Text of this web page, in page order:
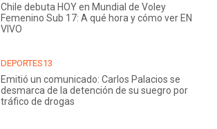
Chile debuta HOY en Mundial de Voley
Femenino Sub 17: A qué hora y cómo ver EN
VIVO
DEPORTES13
Emitió un comunicado: Carlos Palacios se
desmarca de la detención de su suegro por
tráfico de drogas